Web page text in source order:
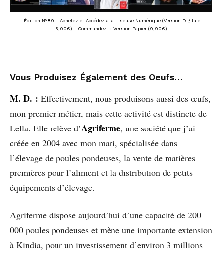
Édition N°89 – Achetez et Accédez à la Liseuse Numérique (Version Digitale
5,00€) I Commandez la Version Papier (9,90€)
Vous Produisez Également des Oeufs…
M. D. : Effectivement, nous produisons aussi des œufs,
mon premier métier, mais cette activité est distincte de
Lella. Elle relève d’Agriferme, une société que j’ai
créée en 2004 avec mon mari, spécialisée dans
l’élevage de poules pondeuses, la vente de matières
premières pour l’aliment et la distribution de petits
équipements d’élevage.
Agriferme dispose aujourd’hui d’une capacité de 200
000 poules pondeuses et mène une importante extension
à Kindia, pour un investissement d’environ 3 millions